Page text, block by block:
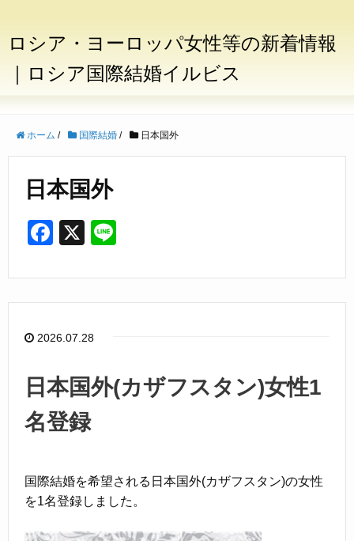
ロシア・ヨーロッパ女性等の新着情報
｜ロシア国際結婚イルビス
ホーム / 国際結婚 / 日本国外
日本国外
F
c
e
b
o
k
X
e
2026.07.28
日本国外(カザフスタン)女性1
名登録
国際結婚を希望される日本国外(カザフスタン)の女性
を1名登録しました。